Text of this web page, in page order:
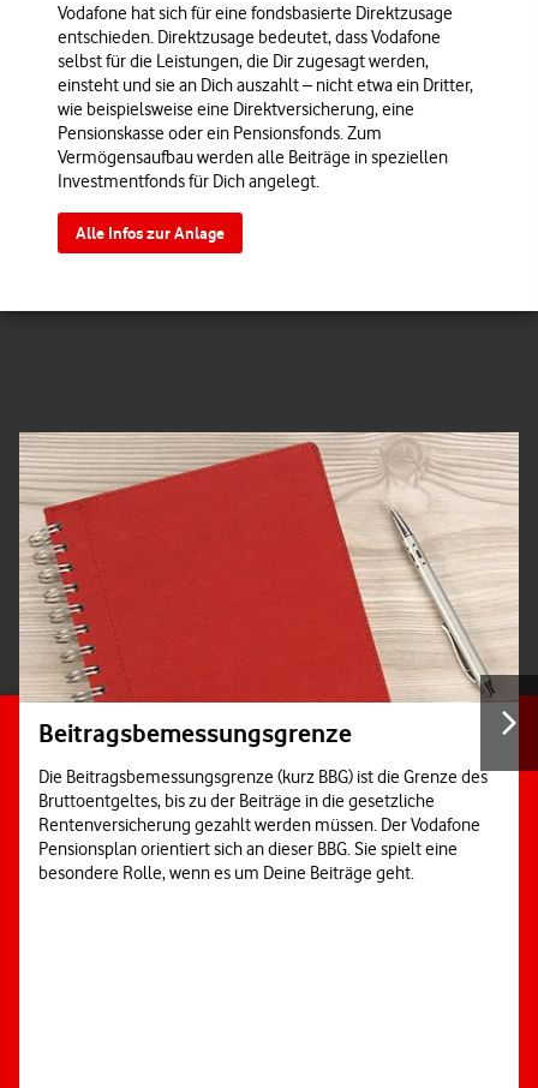
Vodafone hat sich für eine fondsbasierte Direktzusage
entschieden. Direktzusage bedeutet, dass Vodafone
selbst für die Leistungen, die Dir zugesagt werden,
einsteht und sie an Dich auszahlt – nicht etwa ein Dritter,
wie beispielsweise eine Direktversicherung, eine
Pensionskasse oder ein Pensionsfonds. Zum
Vermögensaufbau werden alle Beiträge in speziellen
Investmentfonds für Dich angelegt.
Alle Infos zur Anlage
Beitragsbemessungsgrenze
Die Beitragsbemessungsgrenze (kurz BBG) ist die Grenze des
Bruttoentgeltes, bis zu der Beiträge in die gesetzliche
Rentenversicherung gezahlt werden müssen. Der Vodafone
Pensionsplan orientiert sich an dieser BBG. Sie spielt eine
besondere Rolle, wenn es um Deine Beiträge geht.